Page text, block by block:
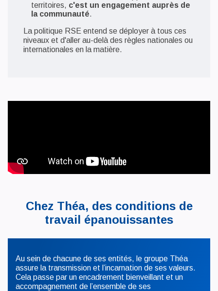
territoires, c'est un engagement auprès de
la communauté.
La politique RSE entend se déployer à tous ces
niveaux et d'aller au-delà des règles nationales ou
internationales en la matière.
Chez Théa, des conditions de
travail épanouissantes
Au sein de chacune de ses entités, le groupe Théa
assure la transmission et l’incarnation de ses valeurs.
Cela passe par un encadrement bienveillant et un
accompagnement de l’ensemble de ses